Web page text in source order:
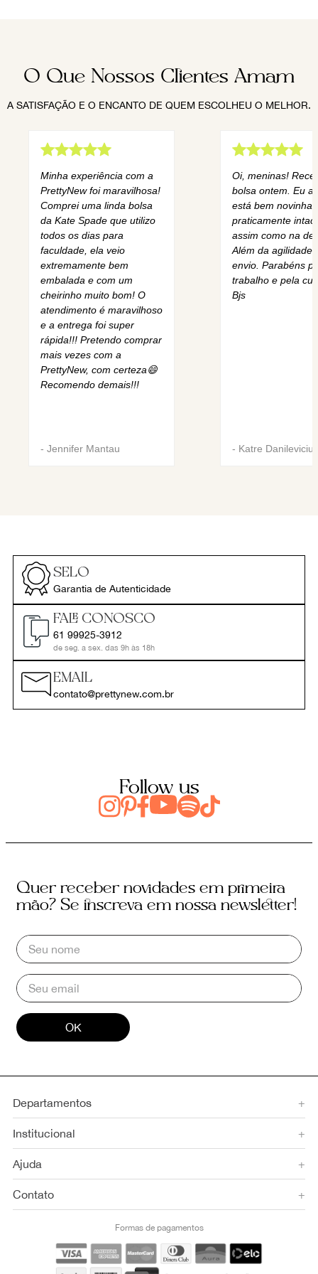
O Que Nossos Clientes Amam
A SATISFAÇÃO E O ENCANTO DE QUEM ESCOLHEU O MELHOR.
Minha experiência com a
PrettyNew foi maravilhosa!
Comprei uma linda bolsa
da Kate Spade que utilizo
todos os dias para
faculdade, ela veio
extremamente bem
embalada e com um
cheirinho muito bom! O
atendimento é maravilhoso
e a entrega foi super
rápida!!! Pretendo comprar
mais vezes com a
PrettyNew, com certeza😄
Recomendo demais!!!
- Jennifer Mantau
Oi, meninas!
bolsa ontem. Eu
está bem novinha,
praticamente
assim como na
Além da agilidade
envio. Parabéns
trabalho e pela
Bjs
- Katre Danilevicius
SELO
Garantia de Autenticidade
FALE CONOSCO
61 99925-3912
de seg. a sex. das 9h às 18h
EMAIL
contato@prettynew.com.br
Follow us
Quer receber novidades em primeira
mão? Se inscreva em nossa newsletter!
OK
Departamentos +
Institucional +
Ajuda +
Contato +
Formas de pagamentos